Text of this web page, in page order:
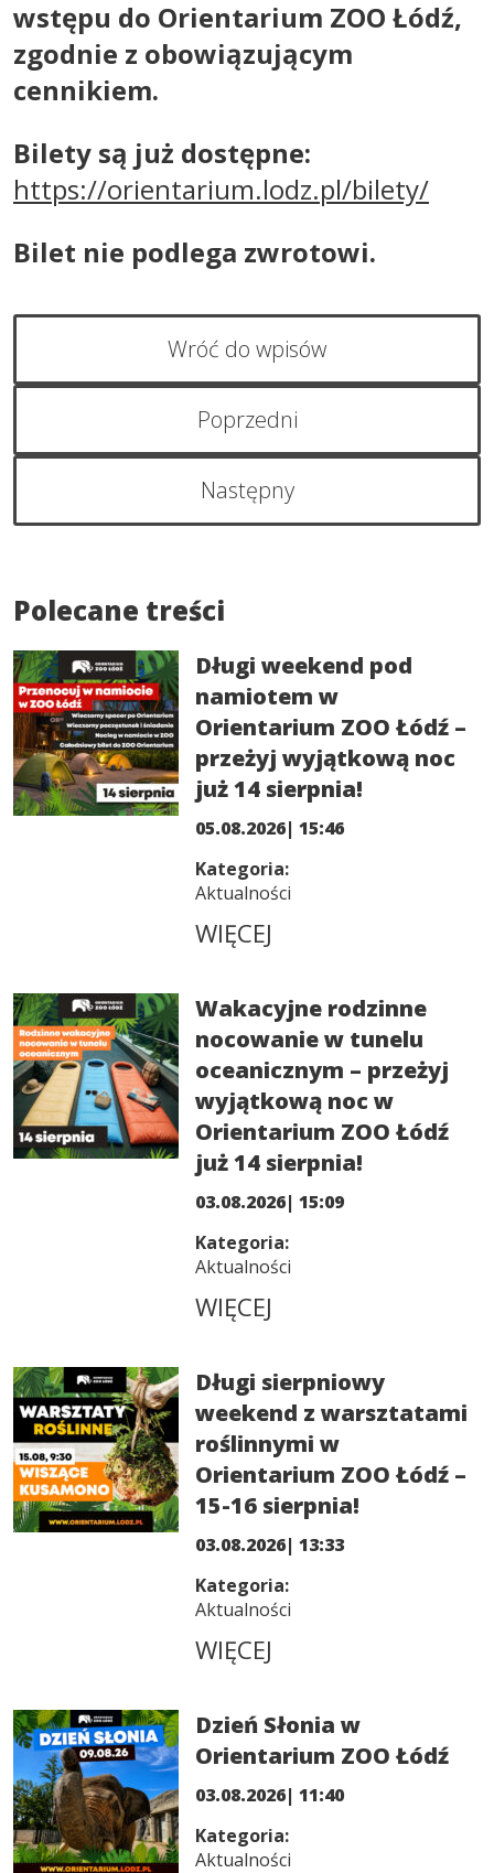
wstępu do Orientarium ZOO Łódź,
zgodnie z obowiązującym
cennikiem.
Bilety są już dostępne:
https://orientarium.lodz.pl/bilety/
Bilet nie podlega zwrotowi.
Wróć do wpisów
Poprzedni
Następny
Polecane treści
Długi weekend pod
namiotem w
Orientarium ZOO Łódź –
przeżyj wyjątkową noc
już 14 sierpnia!
05.08.2026| 15:46
Kategoria:
Aktualności
WIĘCEJ
Wakacyjne rodzinne
nocowanie w tunelu
oceanicznym – przeżyj
wyjątkową noc w
Orientarium ZOO Łódź
już 14 sierpnia!
03.08.2026| 15:09
Kategoria:
Aktualności
WIĘCEJ
Długi sierpniowy
weekend z warsztatami
roślinnymi w
Orientarium ZOO Łódź –
15-16 sierpnia!
03.08.2026| 13:33
Kategoria:
Aktualności
WIĘCEJ
Dzień Słonia w
Orientarium ZOO Łódź
03.08.2026| 11:40
Kategoria:
Aktualności